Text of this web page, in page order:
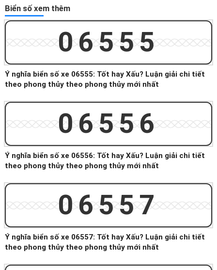
Biển số xem thêm
06555
Ý nghĩa biển số xe 06555: Tốt hay Xấu? Luận giải chi tiết
theo phong thủy theo phong thủy mới nhất
06556
Ý nghĩa biển số xe 06556: Tốt hay Xấu? Luận giải chi tiết
theo phong thủy theo phong thủy mới nhất
06557
Ý nghĩa biển số xe 06557: Tốt hay Xấu? Luận giải chi tiết
theo phong thủy theo phong thủy mới nhất